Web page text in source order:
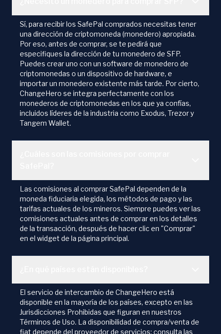
Sí, para recibir los SafePal comprados necesitas tener
una dirección de criptomoneda (monedero) apropiada.
Por eso, antes de comprar, se te pedirá que
especifiques la dirección de tu monedero de SFP.
Puedes crear uno con un software de monedero de
criptomonedas o un dispositivo de hardware, e
importar un monedero existente más tarde. Por cierto,
ChangeHero se integra perfectamente con los
monederos de criptomonedas en los que ya confías,
incluidos líderes de la industria como Exodus, Trezor y
Tangem Wallet.
Las comisiones al comprar SafePal dependen de la
moneda fiduciaria elegida, los métodos de pago y las
tarifas actuales de los mineros. Siempre puedes ver las
comisiones actuales antes de comprar en los detalles
de la transacción, después de hacer clic en "Comprar"
en el widget de la página principal.
El servicio de intercambio de ChangeHero está
disponible en la mayoría de los países, excepto en las
Jurisdicciones Prohibidas que figuran en nuestros
Términos de Uso. La disponibilidad de compra/venta de
fiat depende del proveedor de servicios: consulta las